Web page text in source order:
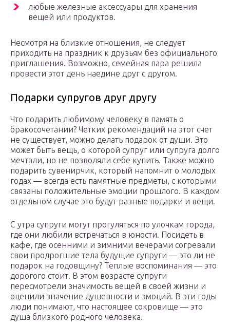
любые железные аксессуары для хранения
вещей или продуктов.
Несмотря на близкие отношения, не следует
приходить на праздник к друзьям без официального
приглашения. Возможно, семейная пара решила
провести этот день наедине друг с другом.
Подарки супругов друг другу
Что подарить любимому человеку в память о
бракосочетании? Четких рекомендаций на этот счет
не существует, можно делать подарок от души. Это
может быть вещь, о которой супруг или супруга долго
мечтали, но не позволяли себе купить. Также можно
подарить сувенирчик, который напомнит о молодых
годах — всегда есть памятные предметы, с которыми
связаны положительные эмоции прошлого. В каждом
отдельном случае это будут разные подарки и вещи.
С утра супруги могут прогуляться по улочкам города,
где они любили встречаться в юности. Посидеть в
кафе, где осенними и зимними вечерами согревали
свои продрогшие тела будущие супруги — это ли не
подарок на годовщину? Теплые воспоминания — это
дорогого стоит. В этом возрасте супруги
пересмотрели значимость вещей в своей жизни и
оценили значение душевности и эмоций. В эти годы
люди понимают, что настоящее сокровище — это
душа близкого родного человека.